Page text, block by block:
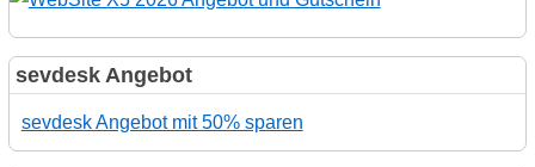
sevdesk Angebot
sevdesk Angebot mit 50% sparen